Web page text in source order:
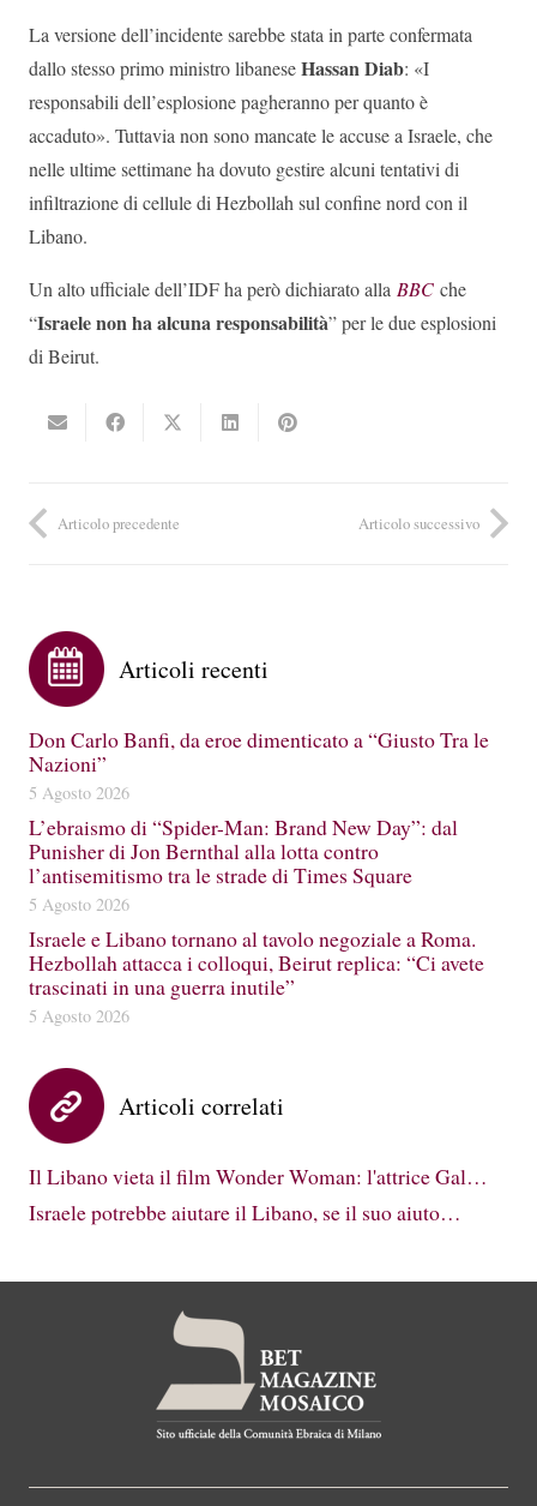
La versione dell’incidente sarebbe stata in parte confermata
dallo stesso primo ministro libaneseHassan Diab: «I
responsabili dell’esplosione pagheranno per quanto è
accaduto». Tuttavia non sono mancate le accuse a Israele, che
nelle ultime settimane ha dovuto gestire alcuni tentativi di
infiltrazione di cellule di Hezbollah sul confine nord con il
Libano.
Un alto ufficiale dell’IDF ha però dichiarato alla BBC che
“Israele non ha alcuna responsabilità” per le due esplosioni
di Beirut.
Articolo precedente Articolo successivo
Articoli recenti
Don Carlo Banfi, da eroe dimenticato a “Giusto Tra le
Nazioni”
5 Agosto 2026
L’ebraismo di “Spider-Man: Brand New Day”: dal
Punisher di Jon Bernthal alla lotta contro
l’antisemitismo tra le strade di Times Square
5 Agosto 2026
Israele e Libano tornano al tavolo negoziale a Roma.
Hezbollah attacca i colloqui, Beirut replica: “Ci avete
trascinati in una guerra inutile”
5 Agosto 2026
Articoli correlati
Il Libano vieta il film Wonder Woman: l'attrice Gal…
Israele potrebbe aiutare il Libano, se il suo aiuto…